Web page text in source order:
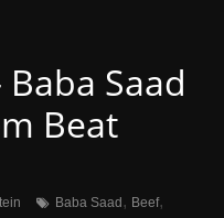
Saad
Beat
Baba Saad , Beef,